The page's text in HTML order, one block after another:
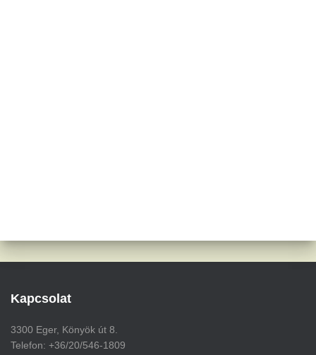
Kapcsolat
3300 Eger, Könyök út 8.
Telefon: +36/20/546-1809